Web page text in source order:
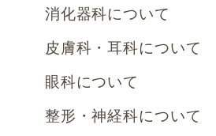
消化器科について
皮膚科・耳科について
眼科について
整形・神経科について